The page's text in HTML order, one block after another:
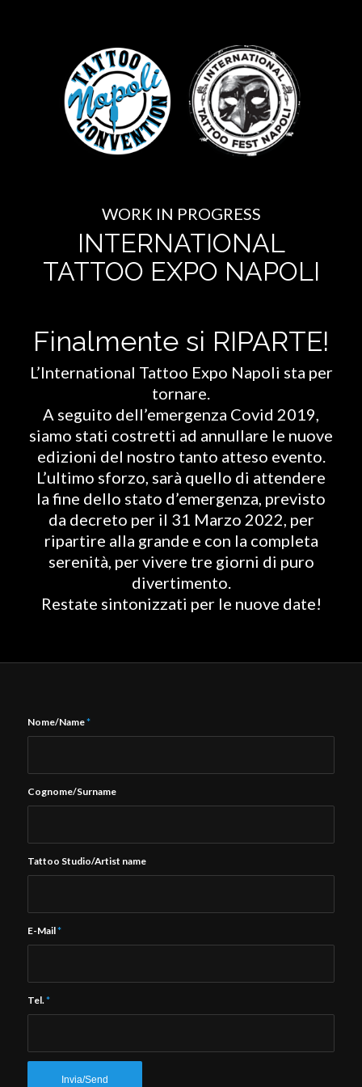
WORK IN PROGRESS
INTERNATIONAL
TATTOO EXPO NAPOLI
Finalmente si RIPARTE!
L’International Tattoo Expo Napoli sta per
tornare.
A seguito dell’emergenza Covid 2019,
siamo stati costretti ad annullare le nuove
edizioni del nostro tanto atteso evento.
L’ultimo sforzo, sarà quello di attendere
la fine dello stato d’emergenza, previsto
da decreto per il 31 Marzo 2022, per
ripartire alla grande e con la completa
serenità, per vivere tre giorni di puro
divertimento.
Restate sintonizzati per le nuove date!
Nome/Name*
Cognome/Surname
Tattoo Studio/Artist name
E-Mail*
Tel.*